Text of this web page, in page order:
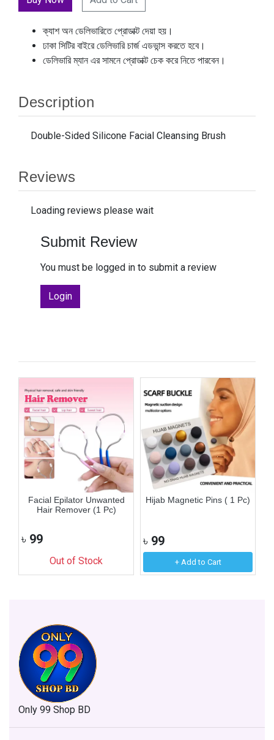
ক্যাশ অন ডেলিভারিতে প্রোডাক্ট দেয়া হয়।
ঢাকা সিটির বাইরে ডেলিভারি চার্জ এডভান্স করতে হবে।
ডেলিভারি ম্যান এর সামনে প্রোডাক্ট চেক করে নিতে পারবেন।
Description
Double-Sided Silicone Facial Cleansing Brush
Reviews
Loading reviews please wait
Submit Review
You must be logged in to submit a review
Login
Facial Epilator Unwanted
Hair Remover (1 Pc)
৳ 99
Out of Stock
Hijab Magnetic Pins ( 1 Pc)
৳ 99
+ Add to Cart
Only 99 Shop BD